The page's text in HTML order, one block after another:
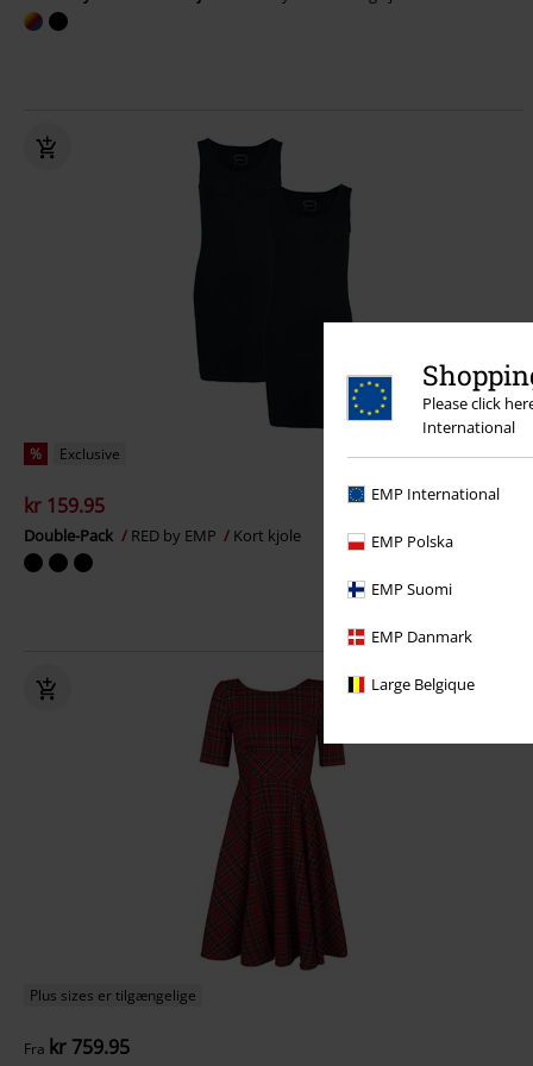
Please click
International
EMP International
EMP Polska
EMP Suomi
EMP Danmark
Large Belgique
% Exclusive
kr 159.95
Double-Pack RED by EMP Kort kjole
Plus sizes er tilgængelige
Fra kr 759.95